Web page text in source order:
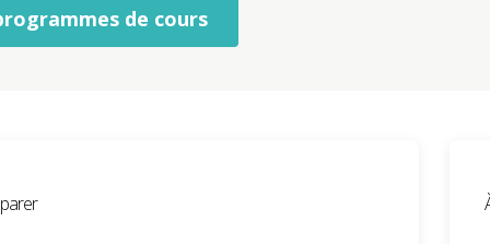
de cours